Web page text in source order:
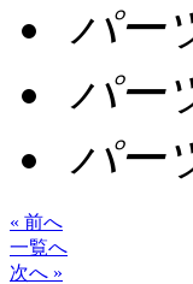
パー
パー
パー
« 前へ
一覧へ
次へ »